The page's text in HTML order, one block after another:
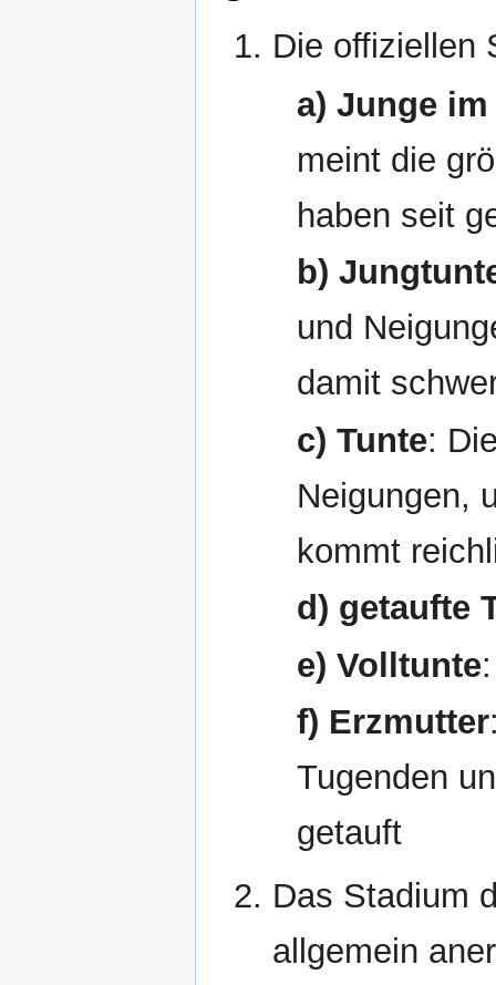
Die offiziellen
a) Junge
meint die
haben seit
b)
und
damit
c) Tunte:
Neigungen,
kommt
d) getaufte
e) Volltunte
f) Erzmutter
Tugenden
getauft
Das Stadium
allgemein